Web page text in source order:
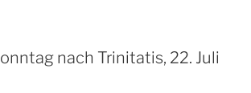
nach Trinitatis, 22. Juli